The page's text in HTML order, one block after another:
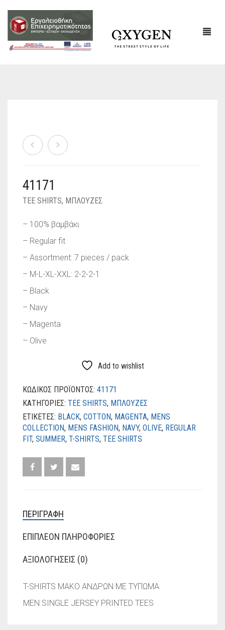
41171
TEE SHIRTS, ΜΠΛΟΥΖΕΣ
– 100% βαμβάκι
– Regular fit
– Assortment: 7 pieces / pack
– M-L-XL-XXL: 2-2-2-1
– Black
– Navy
– Magenta
– Olive
Add to wishlist
ΚΩΔΙΚΌΣ ΠΡΟΪΌΝΤΟΣ: 41171
ΚΑΤΗΓΟΡΊΕΣ: TEE SHIRTS, ΜΠΛΟΥΖΕΣ
ΕΤΙΚΈΤΕΣ: BLACK, COTTON, MAGENTA, MENS
COLLECTION, MENS FASHION, NAVY, OLIVE, REGULAR
FIT, SUMMER, T-SHIRTS, TEE SHIRTS
ΠΕΡΙΓΡΑΦΉ
ΕΠΙΠΛΈΟΝ ΠΛΗΡΟΦΟΡΊΕΣ
ΑΞΙΟΛΟΓΉΣΕΙΣ (0)
T-SHIRTS ΜΑΚΟ ΑΝΔΡΩΝ ΜΕ ΤΥΠΩΜΑ
MEN SINGLE JERSEY PRINTED TEES